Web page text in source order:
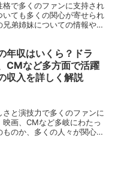
で多くのファンに支持され
ても多くの関心が寄せられ
弟姉妹についての情報や、
年収はいくら？ドラ
CMなど多方面で活躍
収入を詳しく解説
と演技力で多くのファンに
画、CMなど多岐にわたっ
のか、多くの人々が関心を